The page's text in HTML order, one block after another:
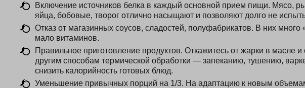
Включение источников белка в каждый основной прием пищи. Мясо,
яйца, бобовые, творог отлично насыщают и позволяют долго не
Отказ от магазинных соусов, сладостей, полуфабрикатов. В них много
мало витаминов.
Правильное приготовление продуктов. Откажитесь от жарки в масле и
другим способам термической обработки — запеканию, тушению,
снизить калорийность готовых блюд.
Уменьшение привычных порций на 1/3. На адаптацию к новым